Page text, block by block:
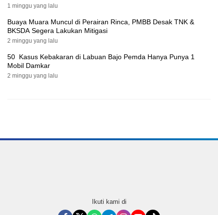
1 minggu yang lalu
Buaya Muara Muncul di Perairan Rinca, PMBB Desak TNK &
BKSDA Segera Lakukan Mitigasi
2 minggu yang lalu
50 Kasus Kebakaran di Labuan Bajo Pemda Hanya Punya 1
Mobil Damkar
2 minggu yang lalu
Ikuti kami di